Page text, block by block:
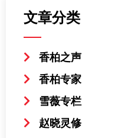
文章分类
香柏之声
香柏专家
雪薇专栏
赵晓灵修